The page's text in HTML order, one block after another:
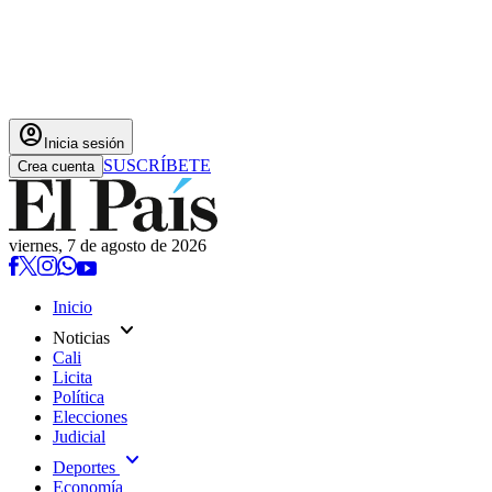
account_circle Inicia sesión
Crea cuenta SUSCRÍBETE
viernes, 7 de agosto de 2026
Inicio
Noticias expand_more
Cali
Licita
Política
Elecciones
Judicial
Deportes expand_more
Economía